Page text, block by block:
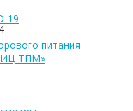
19
питания
ТПМ»